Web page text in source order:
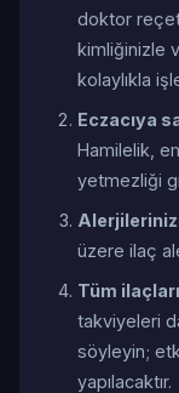
doktor
kimliğinizle
kolaylıkla
Eczacıya
Hamilelik,
yetmezliği
üzere ilaç
Tüm
takviyeleri
söyleyin;
yapılacaktır.